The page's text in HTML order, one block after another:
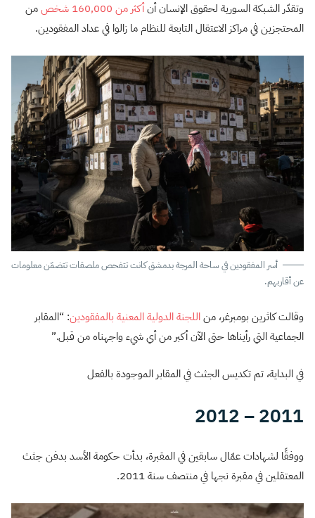
وتقدّر الشبكة السورية لحقوق الإنسان أنأكثر من 160,000 شخص
من
المحتجزين في مراكز الاعتقال التابعة للنظام ما زالوا في عداد المفقودين.
أسر المفقودين في ساحة المرجة بدمشق كانت تتفحص ملصقات تتضمّن معلومات
عن أقاربهم.
وقالت كاثرين بومبرغر، مناللجنة الدولية المعنية بالمفقودين: “المقابر
الجماعية التي رأيناها حتى الآن أكبر من أي شيء واجهناه من قبل.”
في البداية، تم تكديس الجثث في المقابر الموجودة بالفعل
2011 – 2012
ووفقًا لشهادات عمّال سابقين في المقبرة، بدأت حكومة الأسد بدفن جثث
المعتقلين في مقبرة نجها في منتصف سنة 2011.